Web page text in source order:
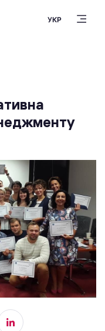
УКР